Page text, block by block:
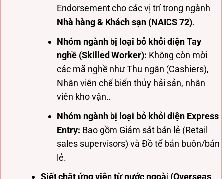
Endorsement cho các vị trí trong ngành
Nhà hàng & Khách sạn (NAICS 72).
Nhóm ngành bị loại bỏ khỏi diện Tay
nghề (Skilled Worker): Không còn mời
các mã nghề như Thu ngân (Cashiers),
Nhân viên chế biến thủy hải sản, nhân
viên kho vận…
Nhóm ngành bị loại bỏ khỏi diện Express
Entry: Bao gồm Giám sát bán lẻ (Retail
sales supervisors) và Đồ tể bán buôn/bán
lẻ.
Siết chặt ứng viên từ nước ngoài (Overseas